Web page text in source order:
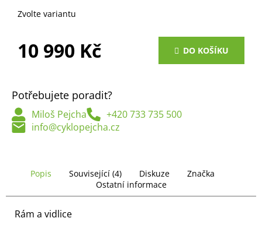
Zvolte variantu
10 990 Kč DO KOŠÍKU
Potřebujete poradit?
Miloš Pejcha
+420 733 735 500
info@cyklopejcha.cz
Popis Související (4) Diskuze
Značka
Ostatní informace
Rám a vidlice
o
r
u
č
e